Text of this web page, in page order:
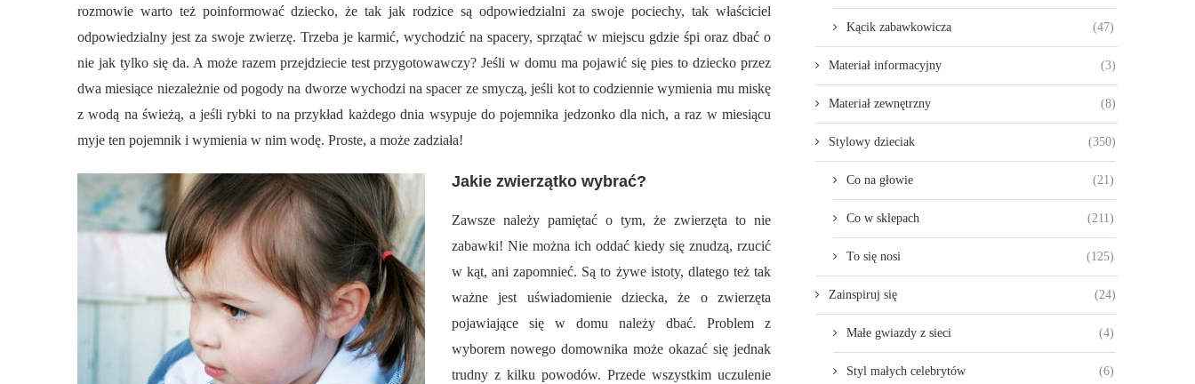
rozmowie warto też poinformować dziecko, że tak jak rodzice są odpowiedzialni za swoje pociechy, tak właściciel
odpowiedzialny jest za swoje zwierzę. Trzeba je karmić, wychodzić na spacery, sprzątać w miejscu gdzie śpi oraz dbać o
nie jak tylko się da. A może razem przejdziecie test przygotowawczy? Jeśli w domu ma pojawić się pies to dziecko przez
dwa miesiące niezależnie od pogody na dworze wychodzi na spacer ze smyczą, jeśli kot to codziennie wymienia mu miskę
z wodą na świeżą, a jeśli rybki to na przykład każdego dnia wsypuje do pojemnika jedzonko dla nich, a raz w miesiącu
myje ten pojemnik i wymienia w nim wodę. Proste, a może zadziała!
Jakie zwierzątko wybrać?
Zawsze należy pamiętać o tym, że zwierzęta to nie
zabawki! Nie można ich oddać kiedy się znudzą, rzucić
w kąt, ani zapomnieć. Są to żywe istoty, dlatego też tak
ważne jest uświadomienie dziecka, że o zwierzęta
pojawiające się w domu należy dbać. Problem z
wyborem nowego domownika może okazać się jednak
trudny z kilku powodów. Przede wszystkim uczulenie
Kącik zabawkowicza (47)
Materiał informacyjny (3)
Materiał zewnętrzny (8)
Stylowy dzieciak (350)
Co na głowie (21)
Co w sklepach (211)
To się nosi (125)
Zainspiruj się (24)
Małe gwiazdy z sieci (4)
Styl małych celebrytów (6)